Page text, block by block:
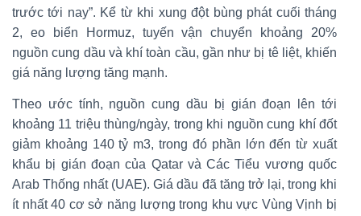
trước tới nay”. Kể từ khi xung đột bùng phát cuối tháng
2, eo biển Hormuz, tuyến vận chuyển khoảng 20%
nguồn cung dầu và khí toàn cầu, gần như bị tê liệt, khiến
giá năng lượng tăng mạnh.
Theo ước tính, nguồn cung dầu bị gián đoạn lên tới
khoảng 11 triệu thùng/ngày, trong khi nguồn cung khí đốt
giảm khoảng 140 tỷ m3, trong đó phần lớn đến từ xuất
khẩu bị gián đoạn của Qatar và Các Tiểu vương quốc
Arab Thống nhất (UAE). Giá dầu đã tăng trở lại, trong khi
ít nhất 40 cơ sở năng lượng trong khu vực Vùng Vịnh bị